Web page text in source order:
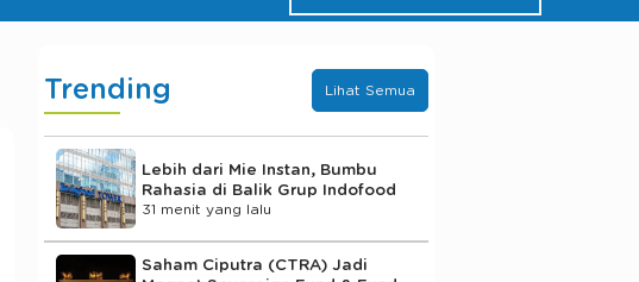
Trending Lihat Semua
Lebih dari Mie Instan, Bumbu
Rahasia di Balik Grup Indofood
31 menit yang lalu
Saham Ciputra (CTRA) Jadi